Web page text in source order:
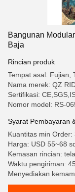
Bangunan
Baja
Rincian produk
Tempat asal: Fujian,
Nama merek: QZ
Sertifikasi:
Nomor model: RS-
Syarat Pembayaran
Kuantitas min
Harga: USD 55~68
Kemasan rincian:
Waktu pengiriman:
Menyediakan